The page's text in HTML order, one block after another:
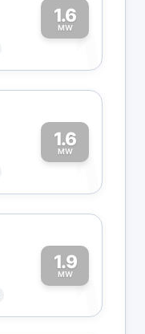
1.6
MW1
1.6
MW1
1.9
MW1